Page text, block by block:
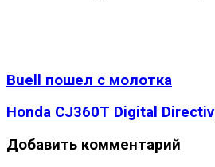
Buell пошел с молотка
Honda CJ360T Digital Directiv
Добавить комментарий